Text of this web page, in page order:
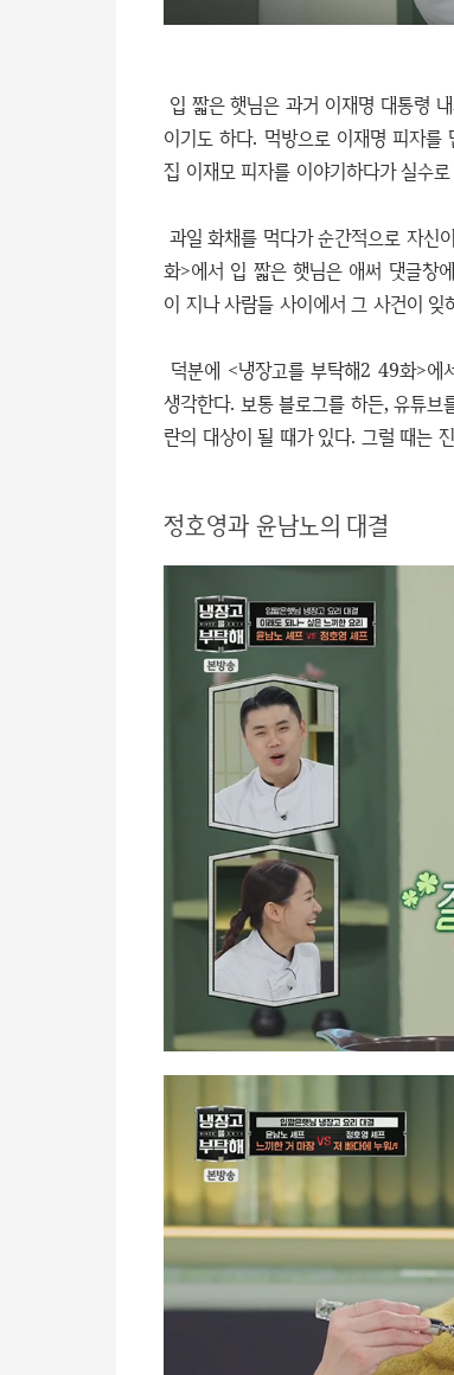
입 짧은 햇님은 과거 이재명 대통령
이기도 하다. 먹방으로 이재명 피자
집 이재모 피자를 이야기하다가 실수
과일 화채를 먹다가 순간적으로 자신
화>에서 입 짧은 햇님은 애써 댓글창
이 지나 사람들 사이에서 그 사건이
덕분에 <냉장고를 부탁해2 49화>에
생각한다. 보통 블로그를 하든, 유튜
란의 대상이 될 때가 있다. 그럴 때는
정호영과 윤남노의 대결